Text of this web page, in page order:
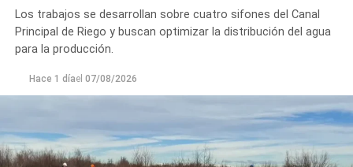
Los trabajos se desarrollan sobre cuatro sifones del Canal
Principal de Riego y buscan optimizar la distribución del agua
para la producción.
Hace 1 díael 07/08/2026